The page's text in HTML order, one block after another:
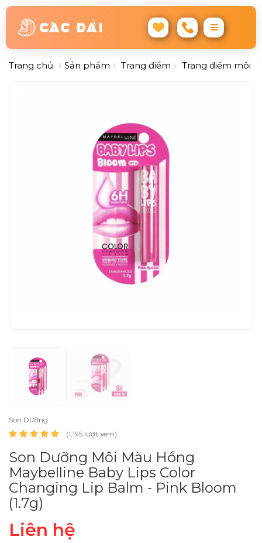
Trang chủ Sản phẩm Trang điểm Trang điểm môi
Son Dưỡng
(1,195 lượt xem)
Son Dưỡng Môi Màu Hồng
Maybelline Baby Lips Color
Changing Lip Balm - Pink Bloom
(1.7g)
Liên hệ